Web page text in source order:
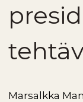
Marsalkka